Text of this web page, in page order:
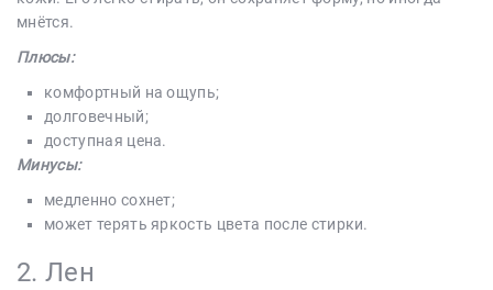
мнётся.
Плюсы:
комфортный на ощупь;
долговечный;
доступная цена.
Минусы:
медленно сохнет;
может терять яркость цвета после стирки.
2. Лен